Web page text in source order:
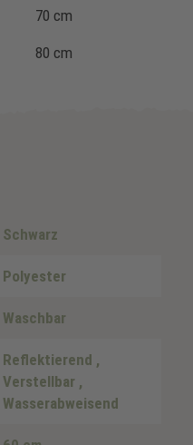
70 cm
80 cm
Schwarz
Polyester
Waschbar
Reflektierend ,
Verstellbar ,
Wasserabweisend